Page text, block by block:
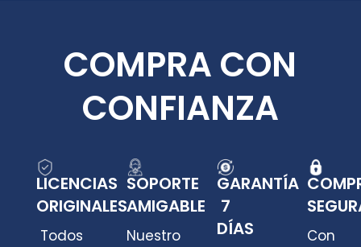
COMPRA CON
CONFIANZA
LICENCIAS
ORIGINALES
Todos
SOPORTE
AMIGABLE
Nuestro
GARANTÍA
7
DÍAS
Con